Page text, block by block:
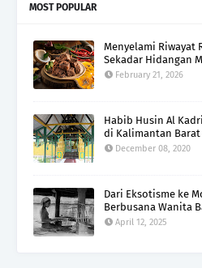
MOST POPULAR
Menyelami Riwayat
Sekadar Hidangan
February 21, 2026
Habib Husin Al
di Kalimantan Barat
December 08, 2020
Dari Eksotisme ke
Berbusana Wanita
April 12, 2025